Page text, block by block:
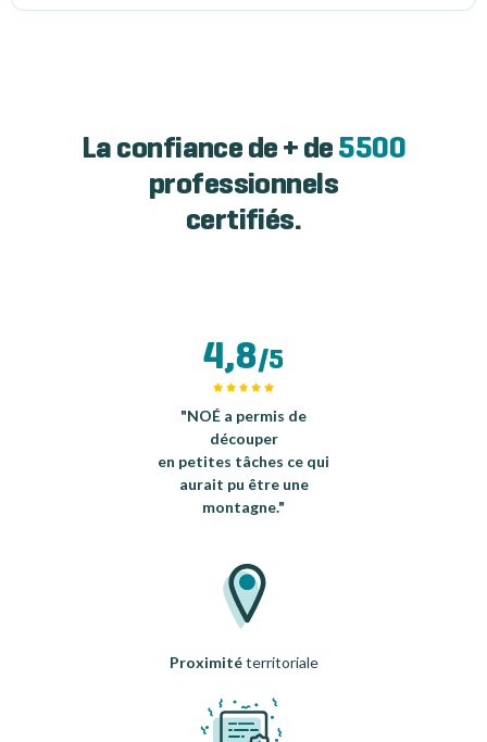
La confiance de + de 5500
professionnels
certifiés.
4,8/5
"NOÉ a permis de
découper
en petites tâches ce qui
aurait pu être une
montagne."
Proximitéterritoriale